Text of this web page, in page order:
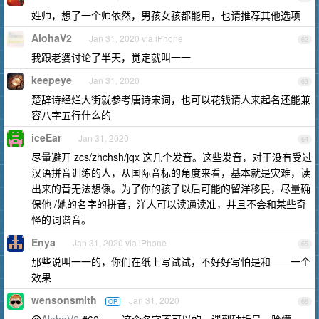
姓帅，想了一个帅依然，男孩女孩都能用，也请推荐其他选项
62
AlohaV2 Jan 31, 2020 via iPhone
我跟老婆讨论了半天，觉定就叫一一
63
keepeye Jan 31, 2020
楚辞诗经烂大街就参考唐诗宋词，也可以花钱请人来起名还能兼
容八字五行什么的
64
iceEar Jan 31, 2020
尽量避开 zcs/zhchsh/jqx 这几个发音。这些发音，对于没有受过
汉语拼音训练的人，从国际音标的角度来看，基本就是灾难，读
出来的音无法想像。为了你的孩子以后可能的留洋移民，尽量确
保他 /她的名字的拼音，洋人可以读通读准，并且不会和某些奇
怪的词谐音。
65
Enya Jan 31, 2020 via iPhone
那些说叫一一的，你们在纸上写试试，不好好写怕是和——一个
效果
66
wensonsmith OP Jan 31, 2020